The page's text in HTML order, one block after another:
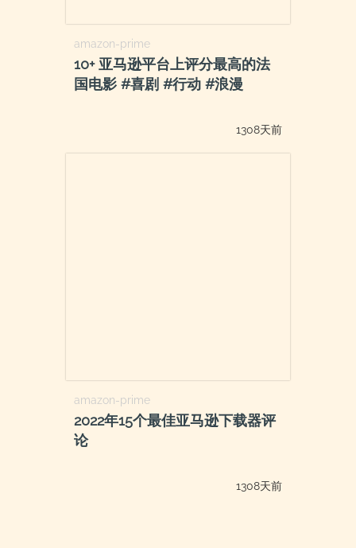
amazon-prime
10+ 亚马逊平台上评分最高的法
国电影 #喜剧 #行动 #浪漫
1308天前
amazon-prime
2022年15个最佳亚马逊下载器评
论
1308天前